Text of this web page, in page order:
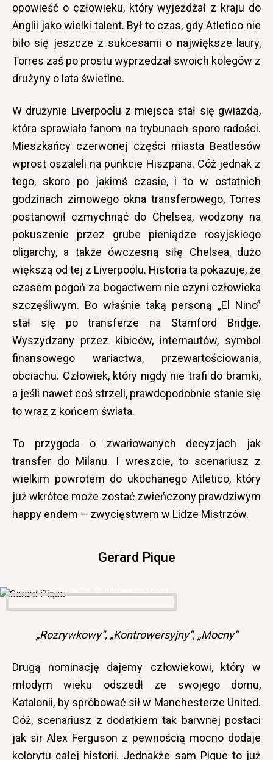
opowieść o człowieku, który wyjeżdżał z kraju do
Anglii jako wielki talent. Był to czas, gdy Atletico nie
biło się jeszcze z sukcesami o największe laury,
Torres zaś po prostu wyprzedzał swoich kolegów z
drużyny o lata świetlne.
W drużynie Liverpoolu z miejsca stał się gwiazdą,
która sprawiała fanom na trybunach sporo radości.
Mieszkańcy czerwonej części miasta Beatlesów
wprost oszaleli na punkcie Hiszpana. Cóż jednak z
tego, skoro po jakimś czasie, i to w ostatnich
godzinach zimowego okna transferowego, Torres
postanowił czmychnąć do Chelsea, wodzony na
pokuszenie przez grube pieniądze rosyjskiego
oligarchy, a także ówczesną siłę Chelsea, dużo
większą od tej z Liverpoolu. Historia ta pokazuje, że
czasem pogoń za bogactwem nie czyni człowieka
szczęśliwym. Bo właśnie taką personą „El Nino”
stał się po transferze na Stamford Bridge.
Wyszydzany przez kibiców, internautów, symbol
finansowego wariactwa, przewartościowania,
obciachu. Człowiek, który nigdy nie trafi do bramki,
a jeśli nawet coś strzeli, prawdopodobnie stanie się
to wraz z końcem świata.
To przygoda o zwariowanych decyzjach jak
transfer do Milanu. I wreszcie, to scenariusz z
wielkim powrotem do ukochanego Atletico, który
już wkrótce może zostać zwieńczony prawdziwym
happy endem – zwycięstwem w Lidze Mistrzów.
Gerard Pique
Gerard Pique (fot. Mundodeportivo.com)
„Rozrywkowy”, „Kontrowersyjny”, „Mocny”
Drugą nominację dajemy człowiekowi, który w
młodym wieku odszedł ze swojego domu,
Katalonii, by spróbować sił w Manchesterze United.
Cóż, scenariusz z dodatkiem tak barwnej postaci
jak sir Alex Ferguson z pewnością mocno dodaje
kolorytu całej historii. Jednakże sam Pique to już